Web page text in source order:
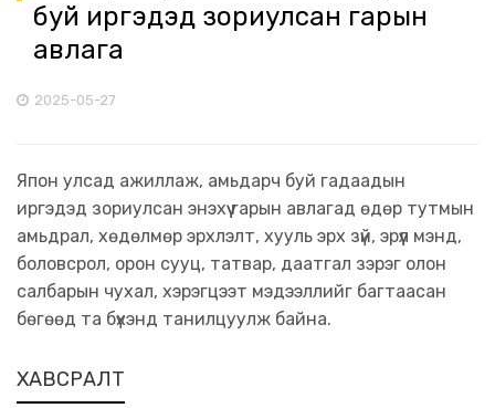
буй иргэдэд зориулсан гарын
авлага
2025-05-27
Япон улсад ажиллаж, амьдарч буй гадаадын
иргэдэд зориулсан энэхүү гарын авлагад өдөр тутмын
амьдрал, хөдөлмөр эрхлэлт, хууль эрх зүй, эрүүл мэнд,
боловсрол, орон сууц, татвар, даатгал зэрэг олон
салбарын чухал, хэрэгцээт мэдээллийг багтаасан
бөгөөд та бүхэнд танилцуулж байна.
ХАВСРАЛТ